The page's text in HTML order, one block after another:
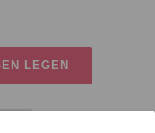
LEGEN